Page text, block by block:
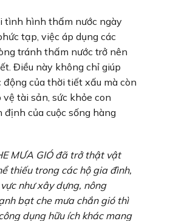
tình hình thấm nước ngày
tạp, việc áp dụng các
tránh thấm nước trở nên
Điều này không chỉ giúp
của thời tiết xấu mà còn
tài sản, sức khỏe con
định của cuộc sống hàng
MƯA GIÓ đã trở thật vật
thiếu trong các hộ gia đình,
như xây dựng, nông
bạt che mưa chắn gió thì
dụng hữu ích khác mang